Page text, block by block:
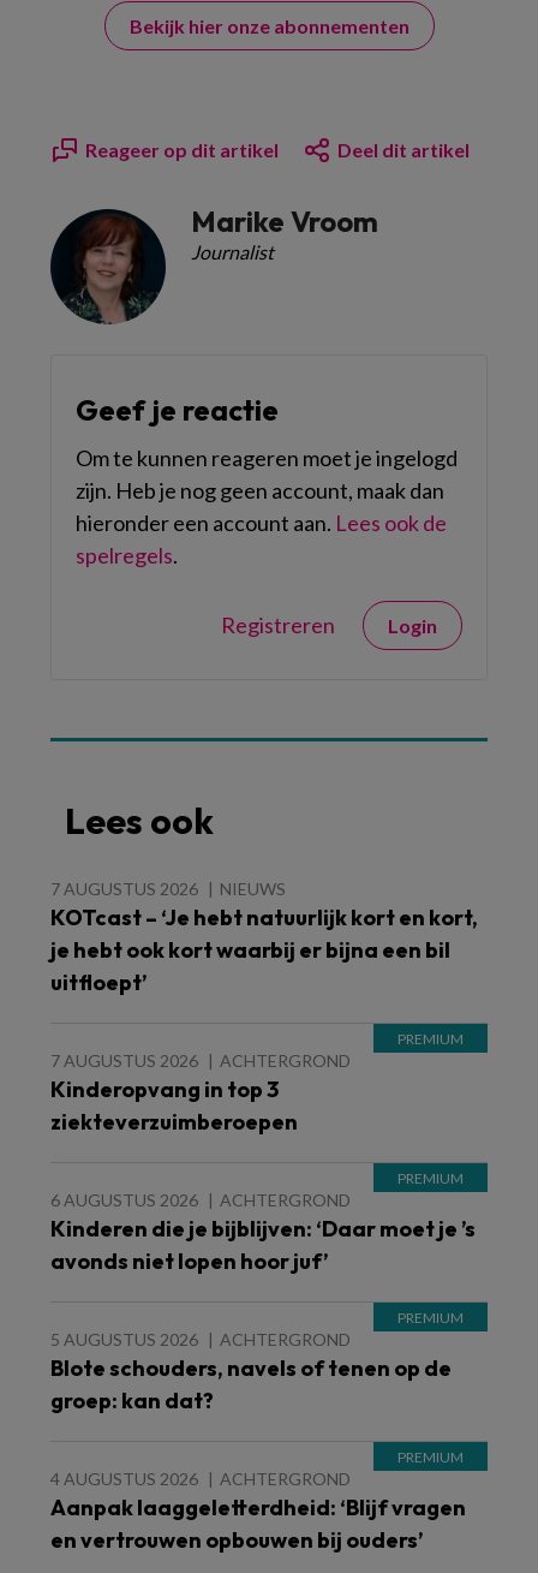
Bekijk hier onze abonnementen
Reageer op dit artikel Deel dit artikel
Marike Vroom
Journalist
Geef je reactie
Om te kunnen reageren moet je ingelogd
zijn. Heb je nog geen account, maak dan
hieronder een account aan. Lees ook de
spelregels.
Registreren Login
Lees ook
7 AUGUSTUS 2026 NIEUWS
KOTcast – ‘Je hebt natuurlijk kort en kort,
je hebt ook kort waarbij er bijna een bil
uitfloept’
7 AUGUSTUS 2026 ACHTERGROND
Kinderopvang in top 3
ziekteverzuimberoepen
6 AUGUSTUS 2026 ACHTERGROND
Kinderen die je bijblijven: ‘Daar moet je ’s
avonds niet lopen hoor juf’
5 AUGUSTUS 2026 ACHTERGROND
Blote schouders, navels of tenen op de
groep: kan dat?
4 AUGUSTUS 2026 ACHTERGROND
Aanpak laaggeletterdheid: ‘Blijf vragen
en vertrouwen opbouwen bij ouders’